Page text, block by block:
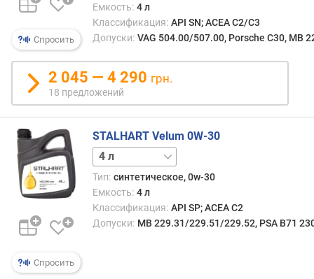
л
ч
е
с
т
р
е
д
л
о
ж
е
и
й
Спросить
Емкость: 4 л
Классификация: API SN; ACEA C2/C3
Допуски: VAG 504.00/507.00, Porsche C30, MB
2 045 — 4 290 грн.
18 предложений
Спросить
STALHART Velum 0W-30
1 л
Тип: синтетическое, 0w-30
Емкость: 4 л
Классификация: API SP; ACEA C2
Допуски: MB 229.31/229.51/229.52, PSA B71